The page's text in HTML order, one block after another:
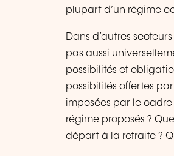
plupart d’un régime
Dans d’autres
pas aussi
possibilités et
possibilités offertes
imposées par le
régime proposés ?
départ à la retraite ?